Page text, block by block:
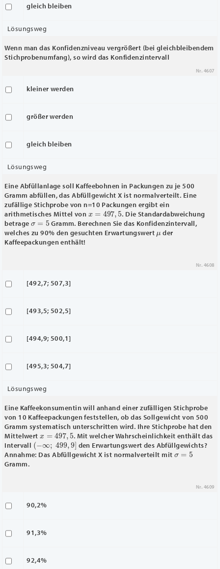
gleich bleiben
Lösungsweg
Wenn man das Konfidenzniveau vergrößert (bei gleichbleibendem
Stichprobenumfang), so wird das Konfidenzintervall
Nr. 4607
kleiner werden
größer werden
gleich bleiben
Lösungsweg
Eine Abfüllanlage soll Kaffeebohnen in Packungen zu je 500
Gramm abfüllen, das Abfüllgewicht X ist normalverteilt. Eine
zufällige Stichprobe von n=10 Packungen ergibt ein
arithmetisches Mittel von x― =497,5
. Die Standardabweichung
betrage σ=5 Gramm. Berechnen Sie das Konfidenzintervall,
welches zu 90% den gesuchten Erwartungswertμder
Kaffeepackungen enthält!
Nr. 4608
[492,7; 507,3]
[493,5; 502,5]
[494,9; 500,1]
[495,3; 504,7]
Lösungsweg
Eine Kaffeekonsumentin will anhand einer zufälligen Stichprobe
von 10 Kaffeepackungen feststellen, ob das Sollgewicht von 500
Gramm systematisch unterschritten wird. Ihre Stichprobe hat den
Mittelwertx―=497,5
. Mit welcher Wahrscheinlichkeit enthält das
Intervall (−∞ ;499,9]
den Erwartungswert des Abfüllgewichts?
Annahme: Das Abfüllgewicht X ist normalverteilt mit σ=5
Gramm.
Nr. 4609
90,2%
91,3%
92,4%